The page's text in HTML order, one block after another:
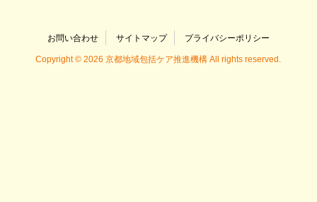
お問い合わせ サイトマップ プライバシーポリシー
Copyright © 2026 京都地域包括ケア推進機構 All rights reserved.